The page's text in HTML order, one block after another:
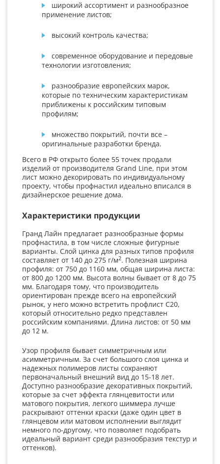
широкий ассортимент и разнообразное
применение листов;
высокий контроль качества;
современное оборудование и передовые
технологии изготовления;
разнообразие европейских марок,
которые по техническим характеристикам
приближены к российским типовым
профилям;
множество покрытий, почти все –
оригинальные разработки бренда.
Всего в РФ открыто более 55 точек продали
изделий от производителя Grand Line, при этом
лист можно декорировать по индивидуальному
проекту, чтобы профнастил идеально вписался в
дизайнерское решение дома.
Характеристики продукции
Гранд Лайн предлагает разнообразные формы
профнастила, в том числе сложные фигурные
варианты. Слой цинка для разных типов профиля
составляет от 140 до 275 г/м2. Полезная ширина
профиля: от 750 до 1160 мм, общая ширина листа:
от 800 до 1200 мм. Высота волны бывает от 8 до 75
мм. Благодаря тому, что производитель
ориентирован прежде всего на европейский
рынок, у него можно встретить профлист С20,
который относительно редко представлен
российским компаниями. Длина листов: от 50 мм
до 12 м.
Узор профиля бывает симметричным или
асимметричным. За счет большого слоя цинка и
надежных полимеров листы сохраняют
первоначальный внешний вид до 15-18 лет.
Доступно разнообразие декоративных покрытий,
которые за счет эффекта глянцевитости или
матового покрытия, легкого шиммера лучше
раскрывают оттенки краски (даже один цвет в
глянцевом или матовом исполнении выглядит
немного по-другому, что позволяет подобрать
идеальный вариант среди разнообразия текстур и
оттенков).